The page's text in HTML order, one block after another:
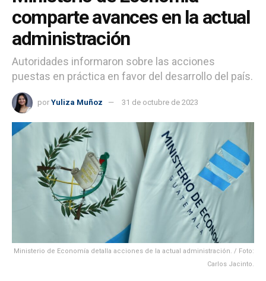
comparte avances en la actual
administración
Autoridades informaron sobre las acciones
puestas en práctica en favor del desarrollo del país.
por Yuliza Muñoz 31 de octubre de 2023
Ministerio de Economía detalla acciones de la actual administración. / Foto:
Carlos Jacinto.